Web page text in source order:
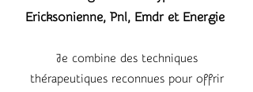
Ericksonienne, Pnl, Emdr et Energie
Je combine des techniques
thérapeutiques reconnues pour offrir